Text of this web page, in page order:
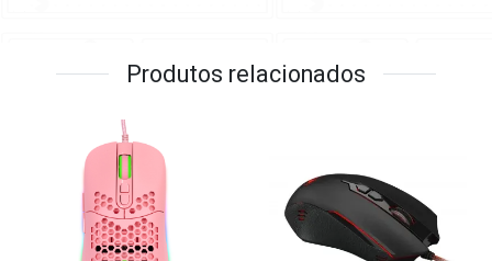
Produtos relacionados